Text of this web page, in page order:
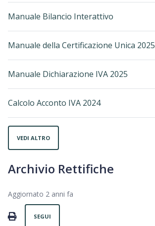
Manuale Bilancio Interattivo
Manuale della Certificazione Unica 2025
Manuale Dichiarazione IVA 2025
Calcolo Acconto IVA 2024
VEDI ALTRO
Archivio Rettifiche
Aggiornato 2 anni fa
PRINT
SEGUI